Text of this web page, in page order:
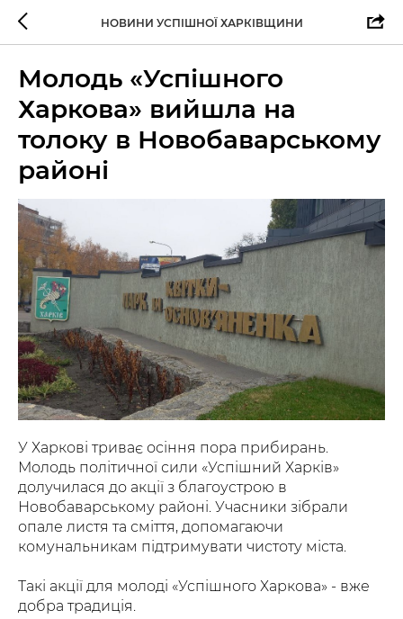
НОВИНИ УСПІШНОЇ ХАРКІВЩИНИ
Молодь «Успішного
Харкова» вийшла на
толоку в Новобаварському
районі
У Харкові триває осіння пора прибирань.
Молодь політичної сили «Успішний Харків»
долучилася до акції з благоустрою в
Новобаварському районі. Учасники зібрали
опале листя та сміття, допомагаючи
комунальникам підтримувати чистоту міста.
Такі акції для молоді «Успішного Харкова» - вже
добра традиція.